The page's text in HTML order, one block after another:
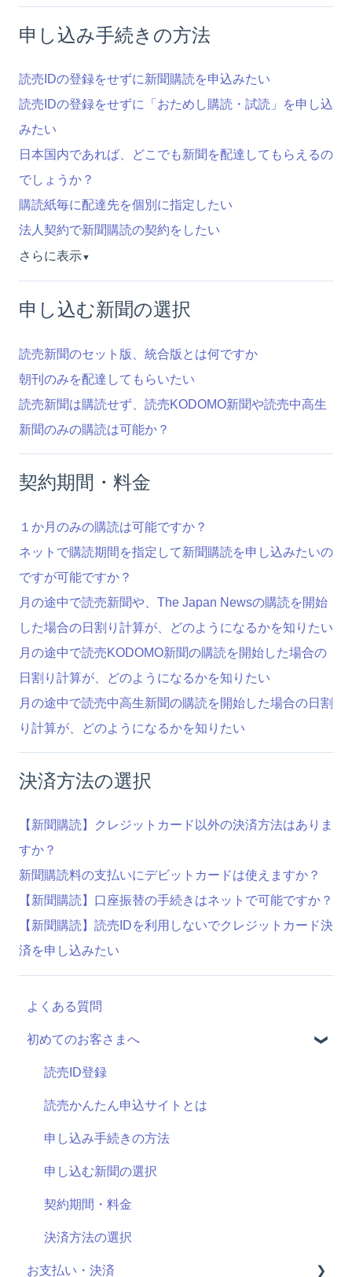
申し込み手続きの方法
読売IDの登録をせずに新聞購読を申込みたい
読売IDの登録をせずに「おためし購読・試読」を申し込
みたい
日本国内であれば、どこでも新聞を配達してもらえるの
でしょうか？
購読紙毎に配達先を個別に指定したい
法人契約で新聞購読の契約をしたい
さらに表示▼
申し込む新聞の選択
読売新聞のセット版、統合版とは何ですか
朝刊のみを配達してもらいたい
読売新聞は購読せず、読売KODOMO新聞や読売中高生
新聞のみの購読は可能か？
契約期間・料金
１か月のみの購読は可能ですか？
ネットで購読期間を指定して新聞購読を申し込みたいの
ですが可能ですか？
月の途中で読売新聞や、The Japan Newsの購読を開始
した場合の日割り計算が、どのようになるかを知りたい
月の途中で読売KODOMO新聞の購読を開始した場合の
日割り計算が、どのようになるかを知りたい
月の途中で読売中高生新聞の購読を開始した場合の日割
り計算が、どのようになるかを知りたい
決済方法の選択
【新聞購読】クレジットカード以外の決済方法はありま
すか？
新聞購読料の支払いにデビットカードは使えますか？
【新聞購読】口座振替の手続きはネットで可能ですか？
【新聞購読】読売IDを利用しないでクレジットカード決
済を申し込みたい
よくある質問
初めてのお客さまへ
読売ID登録
読売かんたん申込サイトとは
申し込み手続きの方法
申し込む新聞の選択
契約期間・料金
決済方法の選択
お支払い・決済